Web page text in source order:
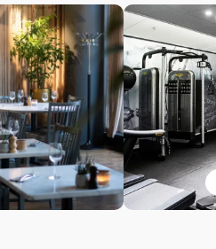
av Lovisa Bengtsson och
En berättelse om kärlek,
såg dagens ljus. Medverkar gör
och Emil Henrohn tillsammans
av Jennie Widegren och
snyggare och mer visuell –
storslagen underhållning.
dejt, kollegor eller familjen. En
Precis som du minns den. Fast
av 2Entertain och Vicky